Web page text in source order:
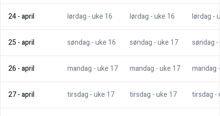
24-april lørdag - uke 16 lørdag - uke 16 lørdag -
25-april søndag - uke 16 søndag - uke 17 søndag
26-april mandag - uke 17 mandag - uke 17 mandag
27-april tirsdag - uke 17 tirsdag - uke 17 tirsdag -